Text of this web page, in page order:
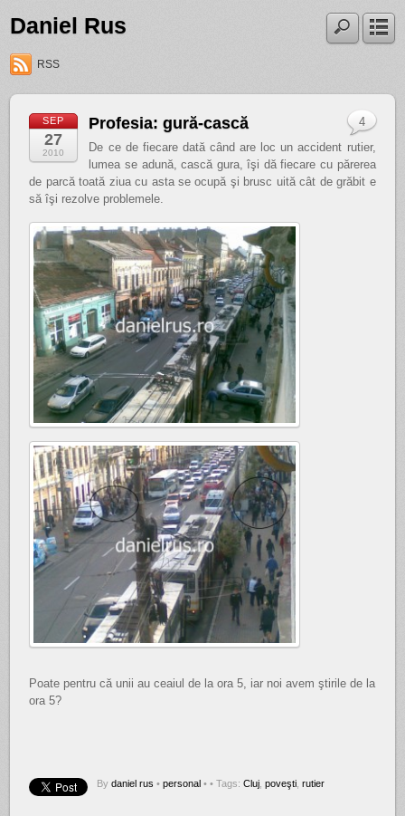
Daniel Rus
RSS
SEP
27
2010
Profesia: gură-cască
De ce de fiecare dată când are loc un accident rutier,
lumea se adună, cască gura, îşi dă fiecare cu părerea
de parcă toată ziua cu asta se ocupă şi brusc uită cât de grăbit e
să îşi rezolve problemele.
Poate pentru că unii au ceaiul de la ora 5, iar noi avem ştirile de la
ora 5?
Bydaniel rus • personal •
4
• Tags:Cluj ,poveşti ,rutier